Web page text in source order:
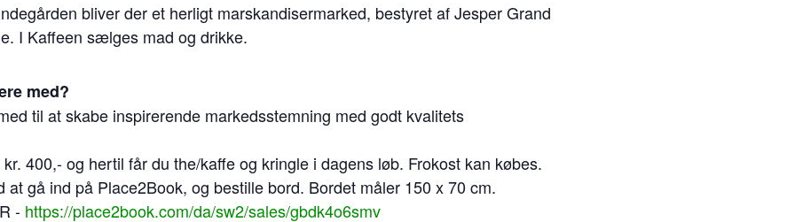
bliver der et herligt marskandisermarked, bestyret af Jesper Grand
I Kaffeen sælges mad og drikke.
med?
til at skabe inspirerende markedsstemning med godt kvalitets
400,- og hertil får du the/kaffe og kringle i dagens løb. Frokost kan købes.
at gå ind på Place2Book, og bestille bord. Bordet måler 150 x 70 cm.
- https://place2book.com/da/sw2/sales/gbdk4o6smv